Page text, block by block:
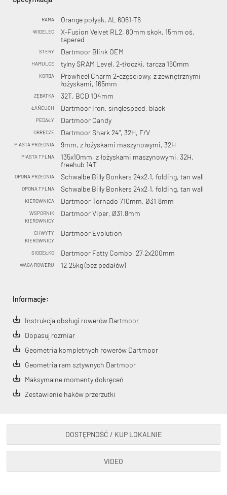
RAMA Orange połysk, AL 6061-T6
WIDELEC
X-Fusion Velvet RL2, 80mm skok, 15mm oś,
tapered
STERY Dartmoor Blink OEM
HAMULCE tylny SRAM Level, 2-tłoczki, tarcza 160mm
KORBA
Prowheel Charm 2-częściowy, z zewnętrznymi
łożyskami, 165mm
ZĘBATKA 32T, BCD 104mm
ŁAŃCUCH Dartmoor Iron, singlespeed, black
PEDAŁY Dartmoor Candy
OBRĘCZE Dartmoor Shark 24", 32H, F/V
PIASTA PRZEDNIA 9mm, z łożyskami maszynowymi, 32H
PIASTA TYLNA
135x10mm, z łożyskami maszynowymi, 32H,
freehub 14T
OPONA PRZEDNIA Schwalbe Billy Bonkers 24x2.1, folding, tan wall
OPONA TYLNA Schwalbe Billy Bonkers 24x2.1, folding, tan wall
KIEROWNICA Dartmoor Tornado 710mm, Ø31.8mm
WSPORNIK
KIEROWNICY
Dartmoor Viper, Ø31.8mm
CHWYTY
KIEROWNICY
Dartmoor Evolution
SIODEŁKO Dartmoor Fatty Combo, 27.2x200mm
WAGA ROWERU 12.25kg (bez pedałów)
Informacje:
Instrukcja obsługi rowerów Dartmoor
Dopasuj rozmiar
Geometria kompletnych rowerów Dartmoor
Geometria ram sztywnych Dartmoor
Maksymalne momenty dokręceń
Zestawienie haków przerzutki
DOSTĘPNOŚĆ / KUP LOKALNIE
VIDEO